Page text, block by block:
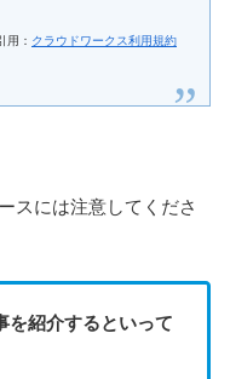
用： クラウドワークス利用規約
スには注意してくださ
を紹介するといって